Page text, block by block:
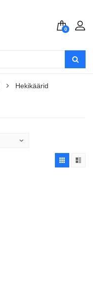
0
Hekikäärid